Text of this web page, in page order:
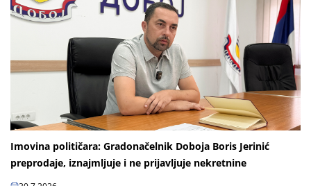
Imovina političara: Gradonačelnik Doboja Boris Jerinić
preprodaje, iznajmljuje i ne prijavljuje nekretnine